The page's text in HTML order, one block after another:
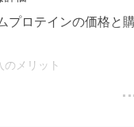
プロテインの価格と
のメリット